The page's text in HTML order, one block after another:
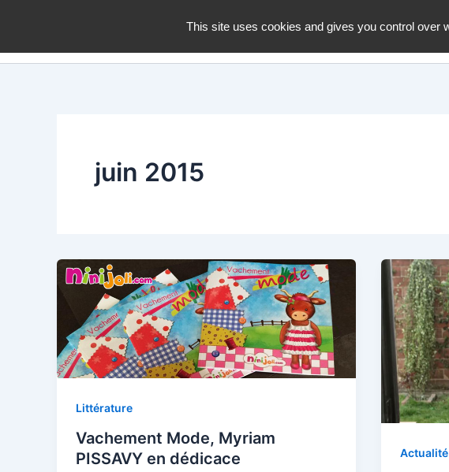
contenu
juin 2015
Littérature
Vachement Mode, Myriam
PISSAVY en dédicace
This site uses cookies and gives you control over